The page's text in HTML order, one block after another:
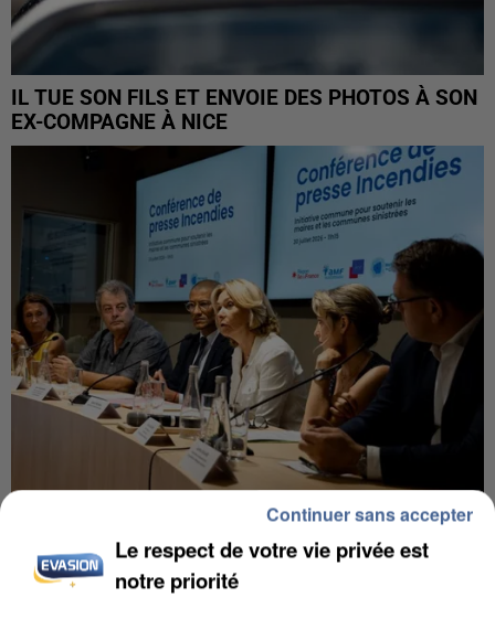
IL TUE SON FILS ET ENVOIE DES PHOTOS À SON
EX-COMPAGNE À NICE
INCENDIES : L’ÎLE-DE-FRANCE LANCE UN ÉLAN
DE SOLIDARITÉ AVEC LES...
Le respect de votre vie privée est
notre priorité
Continuer sans accepter